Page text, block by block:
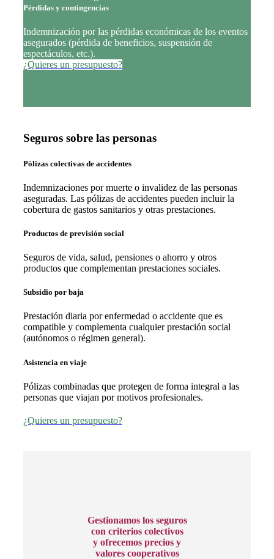
Pérdidas y contingencias
Indemnización por las pérdidas económicas de los eventos
asegurados (pérdida de beneficios, suspensión de
espectáculos, etc.).
¿Quieres un presupuesto?
Seguros sobre las personas
Pólizas colectivas de accidentes
Indemnizaciones por muerte o invalidez de las personas
aseguradas. Las pólizas de accidentes pueden incluir la
cobertura de gastos sanitarios y otras prestaciones.
Productos de previsión social
Seguros de vida, salud, pensiones o ahorro y otros
productos que complementan prestaciones sociales.
Subsidio por baja
Prestación diaria por enfermedad o accidente que es
compatible y complementa cualquier prestación social
(autónomos o régimen general).
Asistencia en viaje
Pólizas combinadas que protegen de forma integral a las
personas que viajan por motivos profesionales.
¿Quieres un presupuesto?
Gestionamos los seguros
con criterios colectivos
y ofrecemos precios y
valores cooperativos